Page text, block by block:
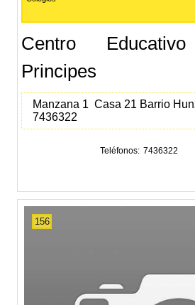
Centro
Principes
Manzana 1 Casa 21 Barrio
7436322
Teléfonos 7436322
156